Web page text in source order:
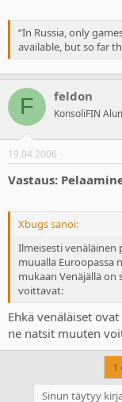
“In Russia, only
available, but so far
F feldon
KonsoliFIN
19.04.2006
Vastaus:
Xbugs sanoi:
Ilmeisesti venäläinen
muualla Euroopassa
mukaan Venäjällä on
voittavat:
Ehkä venäläiset
ne natsit muuten
1
Sinun täytyy